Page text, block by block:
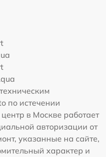
по истечении
в Москве работает
авторизации от
указанные на сайте,
характер и